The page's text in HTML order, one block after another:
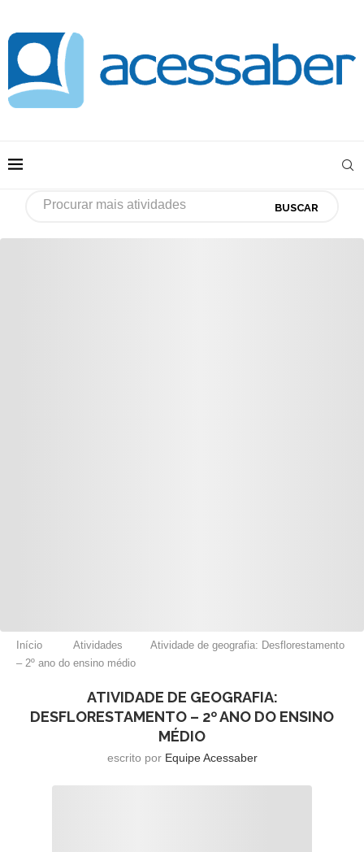
BUSCAR
Início Atividades
Atividade de geografia: Desflorestamento
– 2º ano do ensino médio
ATIVIDADE DE GEOGRAFIA:
DESFLORESTAMENTO – 2º ANO DO ENSINO
MÉDIO
escrito por Equipe Acessaber